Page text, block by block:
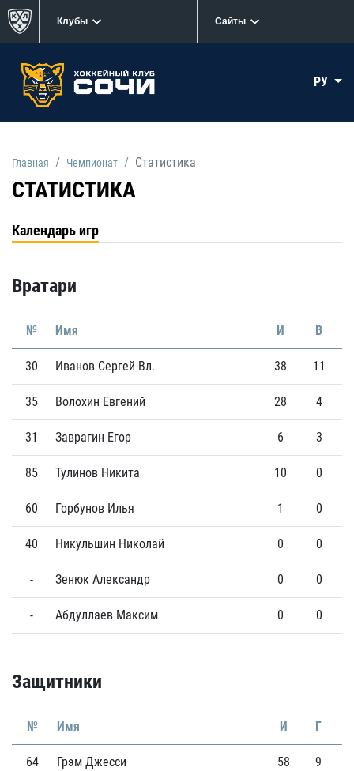
Клубы Сайты
РУ
Главная Чемпионат Статистика
СТАТИСТИКА
Календарь игр
Вратари
№ Имя И В
30 Иванов Сергей Вл. 38 11
35 Волохин Евгений 28 4
31 Заврагин Егор 6 3
85 Тулинов Никита 10 0
60 Горбунов Илья 1 0
40 Никульшин Николай 0 0
- Зенюк Александр 0 0
- Абдуллаев Максим 0 0
Защитники
№ Имя И Г
64 Грэм Джесси 58 9